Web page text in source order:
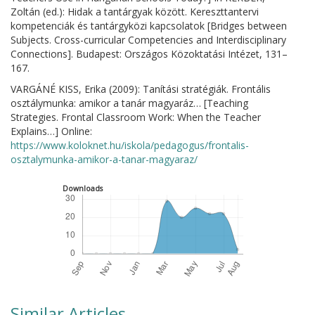
Zoltán (ed.): Hidak a tantárgyak között. Kereszttantervi
kompetenciák és tantárgyközi kapcsolatok [Bridges between
Subjects. Cross-curricular Competencies and Interdisciplinary
Connections]. Budapest: Országos Közoktatási Intézet, 131–
167.
VARGÁNÉ KISS, Erika (2009): Tanítási stratégiák. Frontális
osztálymunka: amikor a tanár magyaráz… [Teaching
Strategies. Frontal Classroom Work: When the Teacher
Explains…] Online:
https://www.koloknet.hu/iskola/pedagogus/frontalis-
osztalymunka-amikor-a-tanar-magyaraz/
Downloads